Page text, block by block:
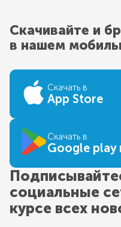
Скачивайте и
в нашем
Скачать в
App Store
Скачать в
Google play
социальные
курсе всех